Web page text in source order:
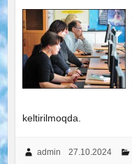
keltirilmoqda.
admin 27.10.2024